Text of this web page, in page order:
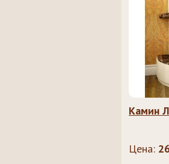
Камин
Цена: